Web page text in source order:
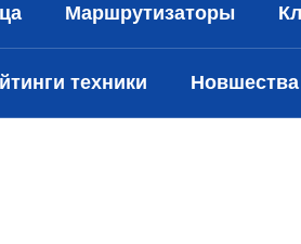
Маршрутизаторы
техники Новшества